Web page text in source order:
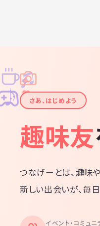
✦
✦
✧
✧
♪
♫
さあ、はじめよう
趣味友
つなげーとは、趣味
新しい出会いが、毎日
イベント・コミュニ